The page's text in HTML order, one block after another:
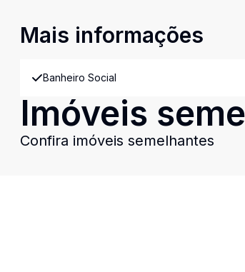
Mais informações
Banheiro Social
Imóveis
Confira imóveis semelhantes